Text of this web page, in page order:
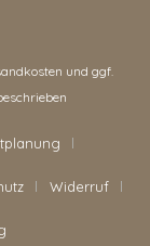
und ggf.
Widerruf